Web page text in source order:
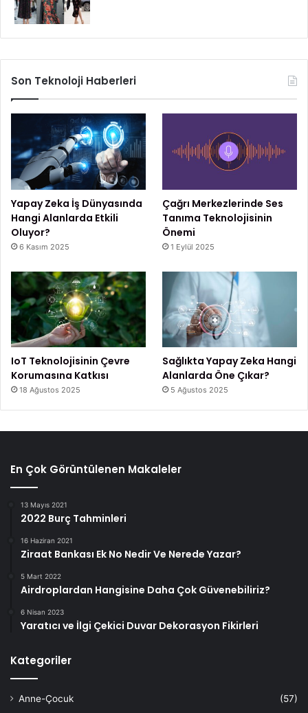
Son Teknoloji Haberleri
Yapay Zeka İş Dünyasında
Hangi Alanlarda Etkili
Oluyor?
6 Kasım 2025
Çağrı Merkezlerinde Ses
Tanıma Teknolojisinin
Önemi
1 Eylül 2025
IoT Teknolojisinin Çevre
Korumasına Katkısı
18 Ağustos 2025
Sağlıkta Yapay Zeka Hangi
Alanlarda Öne Çıkar?
5 Ağustos 2025
En Çok Görüntülenen Makaleler
13 Mayıs 2021
2022 Burç Tahminleri
16 Haziran 2021
Ziraat Bankası Ek No Nedir Ve Nerede Yazar?
5 Mart 2022
Airdroplardan Hangisine Daha Çok Güvenebiliriz?
6 Nisan 2023
Yaratıcı ve İlgi Çekici Duvar Dekorasyon Fikirleri
Kategoriler
Anne-Çocuk
(57)